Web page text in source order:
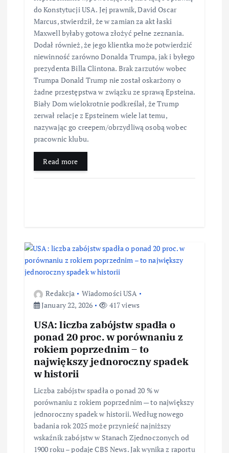
do Konstytucji USA. Jej prawnik, David Oscar
Marcus, stwierdził, że w zamian za akt łaski
Maxwell byłaby gotowa złożyć pełne zeznania.
Dodał również, że jego klientka może potwierdzić
niewinność zarówno Donalda Trumpa, jak i byłego
prezydenta Billa Clintona. Brak zarzutów wobec
Trumpa Donald Trump nie został oskarżony o
żadne przestępstwa w związku ze sprawą Epsteina.
Biały Dom wielokrotnie podkreślał, że Trump
zerwał relacje z Epsteinem wiele lat temu,
nazywając go creepem/obrzydliwą osobą wobec
pracownic klubu.
Read more
Redakcja
Wiadomości USA
January 22, 2026
417 views
USA: liczba zabójstw spadła o
ponad 20 proc. w porównaniu z
rokiem poprzednim – to
największy jednoroczny spadek
w historii
Liczba zabójstw spadła o ponad 20 % w
porównaniu z rokiem poprzednim — to największy
jednoroczny spadek w historii. Według nowego
badania rok 2025 może przynieść najniższy
wskaźnik zabójstw w Stanach Zjednoczonych od
1900 roku – podaje CBS News. Jak wynika z raportu